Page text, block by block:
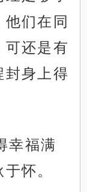
们在同
可还是有
封身上得
幸福满
怀。